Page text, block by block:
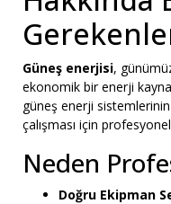
Güneş enerjisi,
ekonomik bir enerji
güneş enerji
çalışması için
Neden
Doğru Ekipman